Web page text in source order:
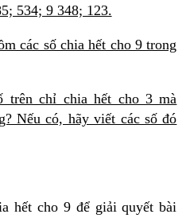
534; 9 348; 123.
các số chia hết cho 9 trong
trên chỉ chia hết cho 3 mà
Nếu có, hãy viết các số đó
hết cho 9 để giải quyết bài